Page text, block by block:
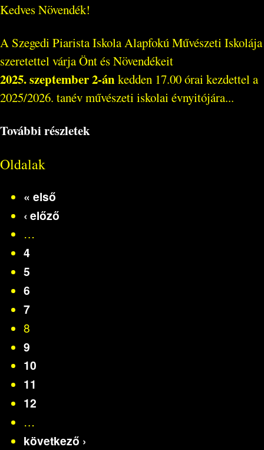
Kedves Növendék!
A Szegedi Piarista Iskola Alapfokú Művészeti Iskolája
szeretettel várja Önt és Növendékeit
2025. szeptember 2-ánkedden 17.00 órai kezdettel a
2025/2026. tanév művészeti iskolai évnyitójára...
További részletek
Oldalak
« első
‹ előző
…
4
5
6
7
8
9
10
11
12
…
következő ›